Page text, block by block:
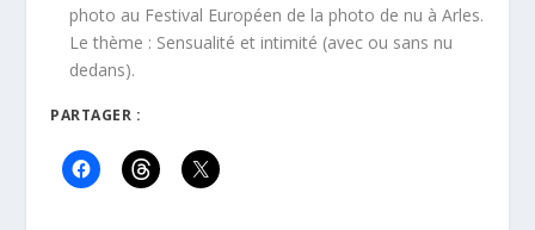
photo au Festival Européen de la photo de nu à Arles.
Le thème : Sensualité et intimité (avec ou sans nu
dedans).
PARTAGER :